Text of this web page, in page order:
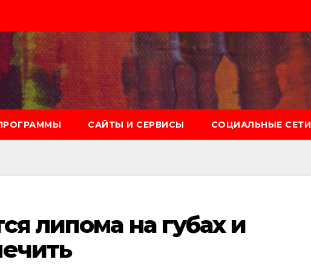
САЙТЫ И СЕРВИСЫ СОЦИАЛЬНЫЕ СЕТИ
липома на губах и